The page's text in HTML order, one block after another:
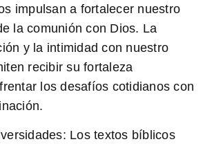
impulsan a fortalecer nuestro
la comunión con Dios. La
y la intimidad con nuestro
recibir su fortaleza
los desafíos cotidianos con
Los textos bíblicos